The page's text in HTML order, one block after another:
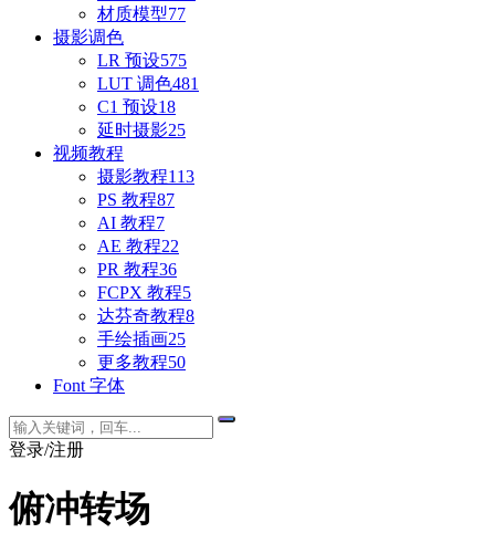
材质模型77
摄影调色
LR 预设575
LUT 调色481
C1 预设18
延时摄影25
视频教程
摄影教程113
PS 教程87
AI 教程7
AE 教程22
PR 教程36
FCPX 教程5
达芬奇教程8
手绘插画25
更多教程50
Font 字体
登录/注册
俯冲转场